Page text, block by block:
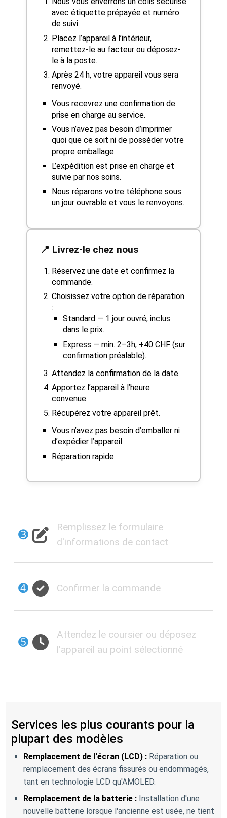
avec étiquette prépayée et numéro
de suivi.
Placez l’appareil à l’intérieur,
remettez-le au facteur ou déposez-
le à la poste.
Après 24 h, votre appareil vous sera
renvoyé.
Vous recevrez une confirmation de
prise en charge au service.
Vous n’avez pas besoin d’imprimer
quoi que ce soit ni de posséder votre
propre emballage.
L’expédition est prise en charge et
suivie par nos soins.
Nous réparons votre téléphone sous
un jour ouvrable et vous le renvoyons.
📍 Livrez-le chez nous
Réservez une date et confirmez la
commande.
Choisissez votre option de réparation
:
Standard — 1 jour ouvré, inclus
dans le prix.
Express — min. 2–3h, +40 CHF (sur
confirmation préalable).
Attendez la confirmation de la date.
Apportez l’appareil à l’heure
convenue.
Récupérez votre appareil prêt.
Vous n’avez pas besoin d’emballer ni
d’expédier l’appareil.
Réparation rapide.
➌
Remplissez le formulaire
d'informations de contact
➍ Confirmer la commande
➎
Attendez le coursier ou déposez
l'appareil au point sélectionné
Services les plus courants pour la
plupart des modèles
Remplacement de l'écran (LCD) : Réparation ou
remplacement des écrans fissurés ou endommagés,
tant en technologie LCD qu'AMOLED.
Remplacement de la batterie : Installation d'une
nouvelle batterie lorsque l'ancienne est usée, ne tient